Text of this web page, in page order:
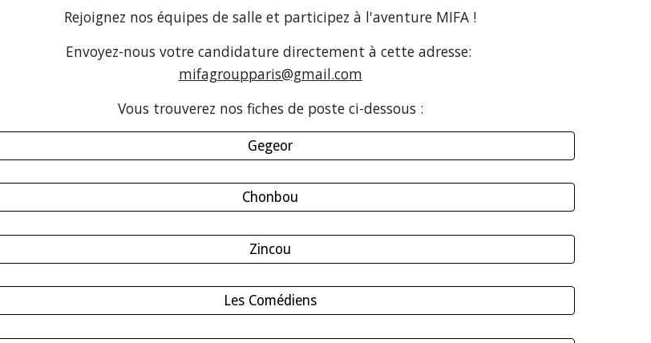
Rejoignez nos équipes desalle et participez à l'aventure MIFA !
Envoyez-nous votre candidature directement à cette adresse:
mifagroupparis@gmail.com
Vous trouverez nos fiches de poste ci-dessous :
Gegeor
Chonbou
Zincou
Les Comédiens